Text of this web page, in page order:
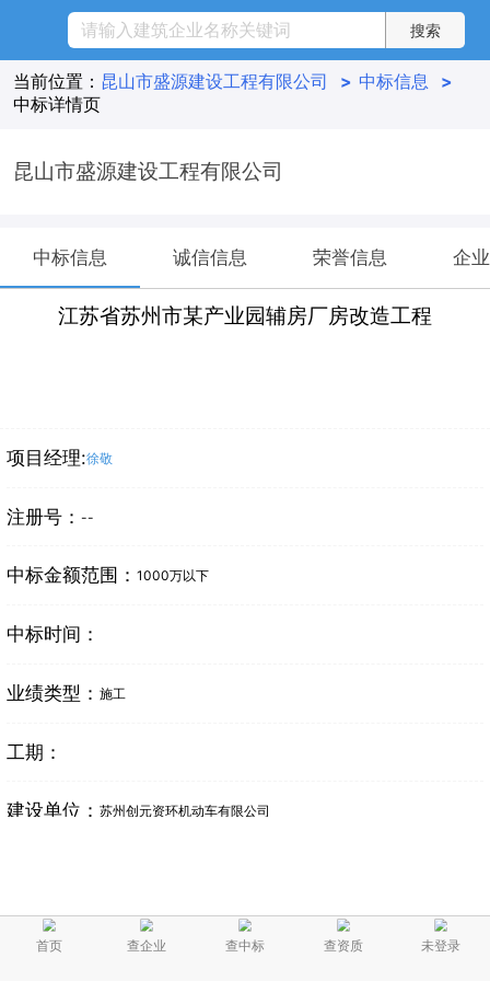
当前位置： 昆山市盛源建设工程有限公司 > 中标信息
>
中标详情页
昆山市盛源建设工程有限公司
中标信息 诚信信息 荣誉信息 企
江苏省苏州市某产业园辅房厂房改造工程
项目经理:徐敬
注册号： --
中标金额范围： 1000万以下
中标时间：
业绩类型： 施工
工期：
建设单位： 苏州创元资环机动车有限公司
2026年8月中标安徽省安庆市某经开区产业园地块土方
首页 查企业 查中标 查资质 未登录